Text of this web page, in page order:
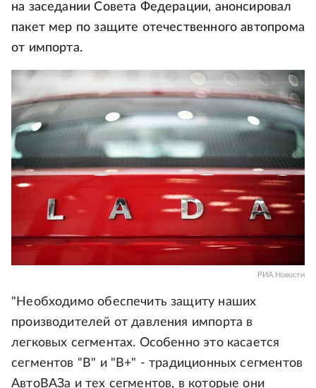
на заседании Совета Федерации, анонсировал
пакет мер по защите отечественного автопрома
от импорта.
РИА Новости
"Необходимо обеспечить защиту наших
производителей от давления импорта в
легковых сегментах. Особенно это касается
сегментов "B" и "B+" - традиционных сегментов
АвтоВАЗа и тех сегментов, в которые они